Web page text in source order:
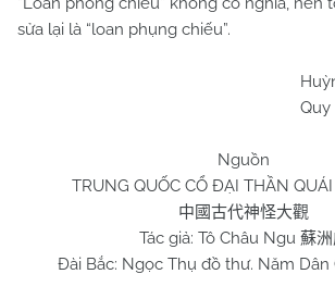
sửa lại là “loan phụng chiếu”.
Huỳnh
Quy Nhơn 30/
Nguồn
TRUNG QUỐC CỔ ĐẠI THẦN
中國古代神怪大觀
Tác giả: Tô Châu Ngu 蘇洲
Đài Bắc: Ngọc Thụ đồ thư. Năm Dân